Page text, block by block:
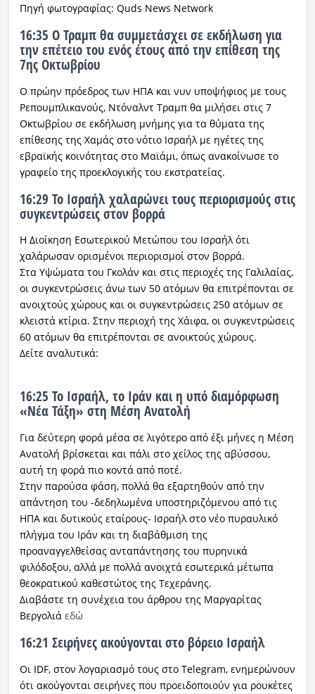
Πηγή φωτογραφίας: Quds News Network
16:35 Ο Τραμπ θα συμμετάσχει σε εκδήλωση για
την επέτειο του ενός έτους από την επίθεση της
7ης Οκτωβρίου
Ο πρώην πρόεδρος των ΗΠΑ και νυν υποψήφιος με τους
Ρεπουμπλικανούς, Ντόναλντ Τραμπ θα μιλήσει στις 7
Οκτωβρίου σε εκδήλωση μνήμης για τα θύματα της
επίθεσης της Χαμάς στο νότιο Ισραήλ με ηγέτες της
εβραϊκής κοινότητας στο Μαϊάμι, όπως ανακοίνωσε το
γραφείο της προεκλογικής του εκστρατείας.
16:29 Το Ισραήλ χαλαρώνει τους περιορισμούς στις
συγκεντρώσεις στον βορρά
Η Διοίκηση Εσωτερικού Μετώπου του Ισραήλ ότι
χαλάρωσαν ορισμένοι περιορισμοί στον βορρά.
Στα Υψώματα του Γκολάν και στις περιοχές της Γαλιλαίας,
οι συγκεντρώσεις άνω των 50 ατόμων θα επιτρέπονται σε
ανοιχτούς χώρους και οι συγκεντρώσεις 250 ατόμων σε
κλειστά κτίρια. Στην περιοχή της Χάιφα, οι συγκεντρώσεις
60 ατόμων θα επιτρέπονται σε ανοικτούς χώρους.
Δείτε αναλυτικά:
16:25 Το Ισραήλ, το Ιράν και η υπό διαμόρφωση
«Νέα Τάξη» στη Μέση Ανατολή
Για δεύτερη φορά μέσα σε λιγότερο από έξι μήνες η Μέση
Ανατολή βρίσκεται και πάλι στο χείλος της αβύσσου,
αυτή τη φορά πιο κοντά από ποτέ.
Στην παρούσα φάση, πολλά θα εξαρτηθούν από την
απάντηση του -δεδηλωμένα υποστηριζόμενου από τις
ΗΠΑ και δυτικούς εταίρους- Ισραήλ στο νέο πυραυλικό
πλήγμα του Ιράν και τη διαβάθμιση της
προαναγγελθείσας ανταπάντησης του πυρηνικά
φιλόδοξου, αλλά με πολλά ανοιχτά εσωτερικά μέτωπα
θεοκρατικού καθεστώτος της Τεχεράνης.
Διαβάστε τη συνέχεια του άρθρου της Μαργαρίτας
Βεργολιά εδώ
16:21 Σειρήνες ακούγονται στο βόρειο Ισραήλ
Οι IDF, στον λογαριασμό τους στο Telegram, ενημερώνουν
ότι ακούγονται σειρήνες που προειδοποιούν για ρουκέτες